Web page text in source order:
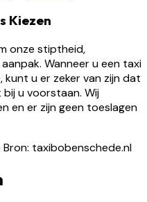
Kiezen
onze stiptheid,
Wanneer u een taxi
kunt u er zeker van zijn dat
u voorstaan. Wij
en er zijn geen toeslagen
Bron: taxibobenschede.nl